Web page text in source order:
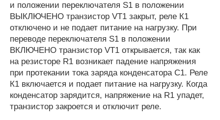
и положении переключателя S1 в положении
ВЫКЛЮЧЕНО транзистор VT1 закрыт, реле К1
отключено и не подает питание на нагрузку. При
переводе переключателя S1 в положении
ВКЛЮЧЕНО транзистор VT1 открывается, так как
на резисторе R1 возникает падение напряжения
при протекании тока заряда конденсатора С1. Реле
К1 включается и подает питание на нагрузку. Когда
конденсатор зарядится, напряжение на R1 упадет,
транзистор закроется и отключит реле.